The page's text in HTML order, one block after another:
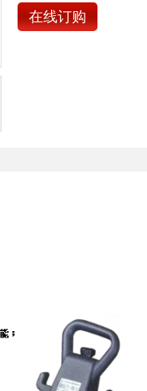
在线订购